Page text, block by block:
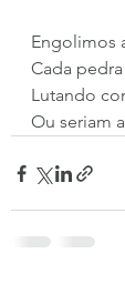
Engolimos
Cada
Lutando
Ou seriam